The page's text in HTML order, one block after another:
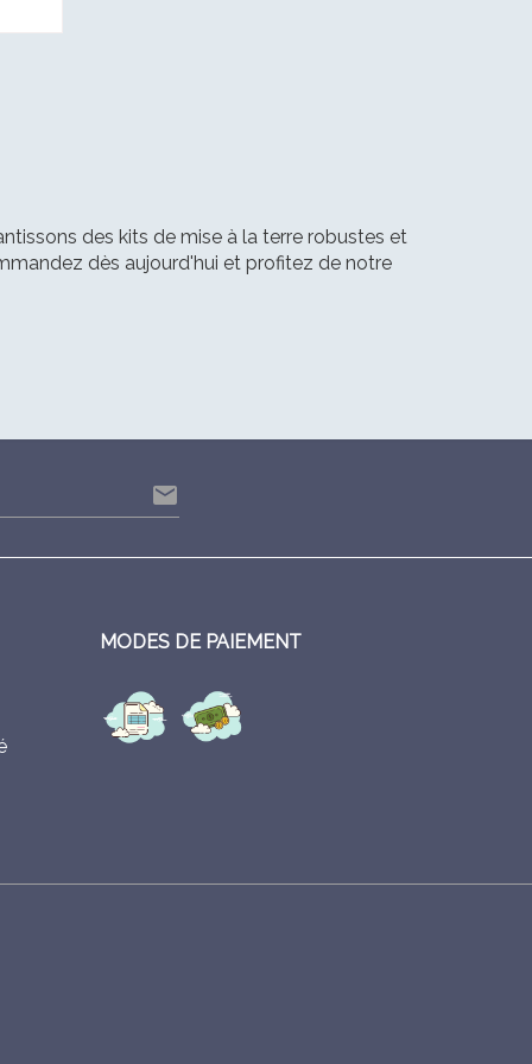
des kits de mise à la terre robustes et
dès aujourd'hui et profitez de notre
email
MODES DE PAIEMENT